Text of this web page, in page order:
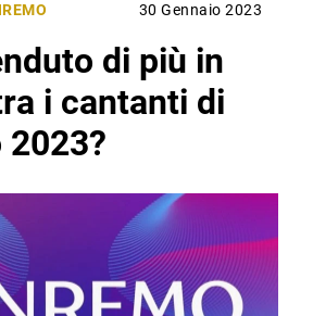
30 Gennaio 2023
di più in
i cantanti di
2023?